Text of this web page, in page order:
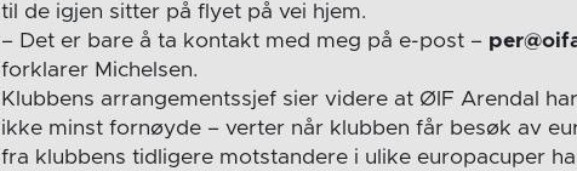
til de igjen sitter på flyet på vei hjem.
– Det er bare å ta kontakt med meg på e-post –
forklarer Michelsen.
Klubbens arrangementssjef sier videre at ØIF Arendal
ikke minst fornøyde – verter når klubben får besøk av
fra klubbens tidligere motstandere i ulike europacuper